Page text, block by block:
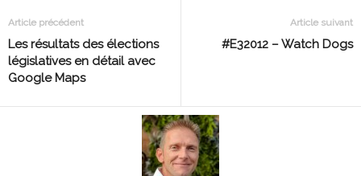
Article précédent
Les résultats des élections
législatives en détail avec
Google Maps
Article suivant
#E32012 – Watch Dogs